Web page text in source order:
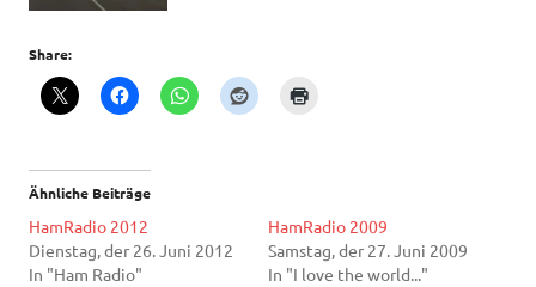
Share:
Ähnliche Beiträge
HamRadio 2012
Dienstag, der 26. Juni 2012
In "Ham Radio"
HamRadio 2009
Samstag, der 27. Juni 2009
In "I love the world..."